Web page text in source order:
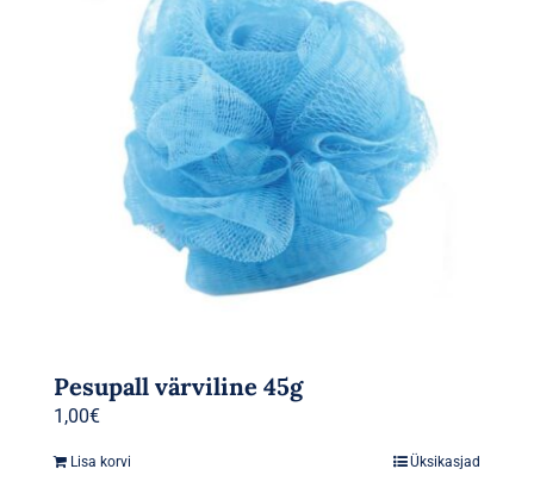
Pesupall värviline 45g
1,00€
Lisa korvi Üksikasjad